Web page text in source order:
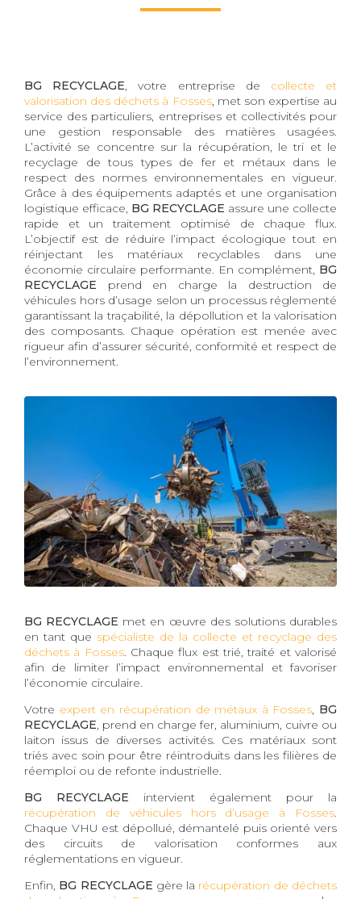
BG RECYCLAGE, votre entreprise de collecte et
valorisation des déchets à Fosses, met son expertise au
service des particuliers, entreprises et collectivités pour
une gestion responsable des matières usagées.
L’activité se concentre sur la récupération, le tri et le
recyclage de tous types de fer et métaux dans le
respect des normes environnementales en vigueur.
Grâce à des équipements adaptés et une organisation
logistique efficace, BG RECYCLAGE assure une collecte
rapide et un traitement optimisé de chaque flux.
L’objectif est de réduire l’impact écologique tout en
réinjectant les matériaux recyclables dans une
économie circulaire performante. En complément, BG
RECYCLAGE prend en charge la destruction de
véhicules hors d’usage selon un processus réglementé
garantissant la traçabilité, la dépollution et la valorisation
des composants. Chaque opération est menée avec
rigueur afin d’assurer sécurité, conformité et respect de
l’environnement.
BG RECYCLAGE met en œuvre des solutions durables
en tant que spécialiste de la collecte et recyclage des
déchets à Fosses. Chaque flux est trié, traité et valorisé
afin de limiter l’impact environnemental et favoriser
l’économie circulaire.
Votre expert en récupération de métaux à Fosses, BG
RECYCLAGE, prend en charge fer, aluminium, cuivre ou
laiton issus de diverses activités. Ces matériaux sont
triés avec soin pour être réintroduits dans les filières de
réemploi ou de refonte industrielle.
BG RECYCLAGE intervient également pour la
récupération de véhicules hors d’usage à Fosses.
Chaque VHU est dépollué, démantelé puis orienté vers
des circuits de valorisation conformes aux
réglementations en vigueur.
Enfin, BG RECYCLAGE gère la récupération de déchets